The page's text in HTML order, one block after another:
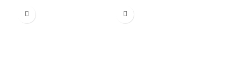
0.7 L 0.7 L